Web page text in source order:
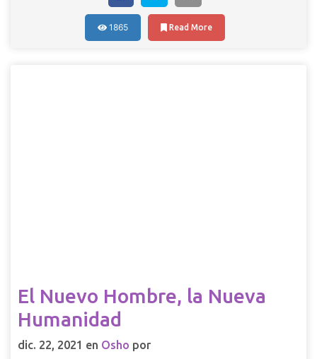
1865 Read More
El Nuevo Hombre, la Nueva
Humanidad
dic. 22, 2021 en Osho por